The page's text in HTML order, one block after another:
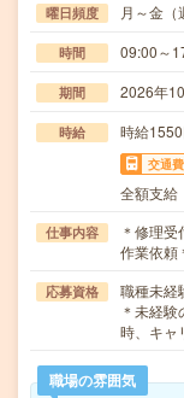
曜日頻度 月～金
時間 09:00～
期間 2026年
時給 時給
交通費
全額支給
仕事内容
＊修理
作業依頼
応募資格
職種未経
＊未経
時、キャ
職場の雰囲気